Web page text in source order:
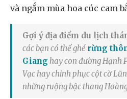
và ngắm mùa hoa cúc cam
Gợi ý địa điểm du lịch
các bạn có thể ghé rừng
Giang hay con đường Hạnh
Vạc hay chinh phục cột cờ
những ruộng bậc thang